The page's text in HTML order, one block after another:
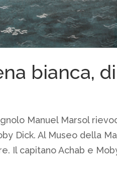
bianca,
Manuel Marsol
Dick. Al Museo della
Il capitano Achab e